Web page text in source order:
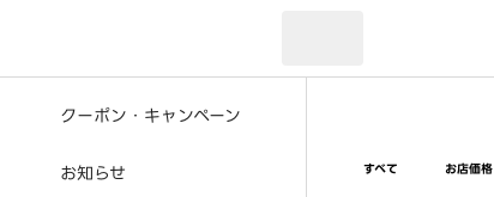
クーポン・キャンペーン
お知らせ すべて お店価格